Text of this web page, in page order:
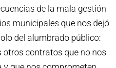
de la mala gestión
municipales que nos dejó
del alumbrado público:
contratos que no nos